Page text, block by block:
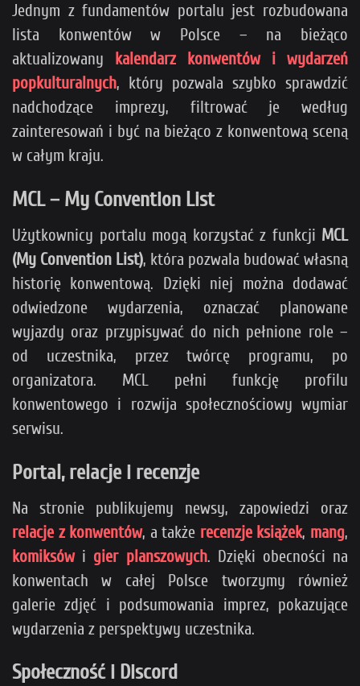
Jednym z fundamentów portalu jest rozbudowana
lista konwentów w Polsce – na bieżąco
aktualizowany
kalendarz konwentów i wydarzeń
popkulturalnych, który pozwala szybko sprawdzić
nadchodzące imprezy, filtrować je według
zainteresowań i być na bieżąco z konwentową sceną
w całym kraju.
MCL – My Convention List
Użytkownicy portalu mogą korzystać z funkcji MCL
(My Convention List), która pozwala budować własną
historię konwentową. Dzięki niej można dodawać
odwiedzone wydarzenia, oznaczać planowane
wyjazdy oraz przypisywać do nich pełnione role –
od uczestnika, przez twórcę programu, po
organizatora. MCL pełni funkcję profilu
konwentowego i rozwija społecznościowy wymiar
serwisu.
Portal, relacje i recenzje
Na stronie publikujemy newsy, zapowiedzi oraz
relacje z konwentów, a także recenzje książek, mang,
komiksówi gier planszowych. Dzięki obecności na
konwentach w całej Polsce tworzymy również
galerie zdjęć i podsumowania imprez, pokazujące
wydarzenia z perspektywy uczestnika.
Społeczność i Discord